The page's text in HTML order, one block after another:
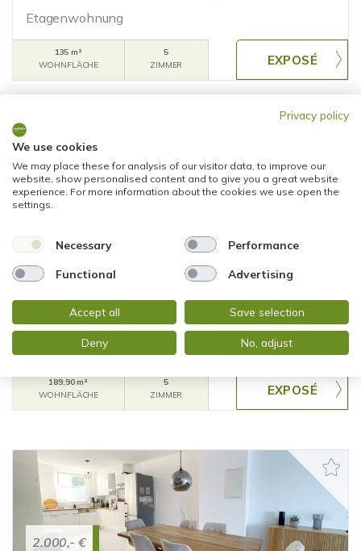
Etagenwohnung
135 m²
WOHNFLÄCHE
5
ZIMMER
2.550,01 €
SCHICKE 5-ZIMMER-MAISONETTE MIT VIEL
PLATZ! 2 BALKONE - EINBAUKÜCHE - FERNBLICK
(Am Dornbusch)
Maisonettewohnung
189,90 m²
WOHNFLÄCHE
5
ZIMMER
2.000,- €
Privacy policy
We use cookies
We may place these for analysis of our visitor data, to improve our
website, show personalised content and to give you a great website
experience. For more information about the cookies we use open the
settings.
Necessary Performance
Functional Advertising
Accept all Save selection
Deny No, adjust